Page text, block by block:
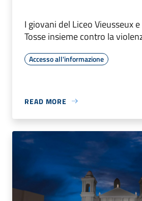
I giovani del Liceo Vieusseux
Tosse insieme contro la
Accesso all'informazione
READ MORE